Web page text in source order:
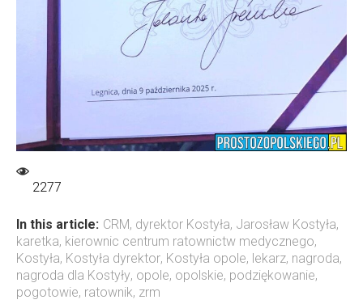
2277
In this article: CRM, dyrektor Kostyła, Jarosław Kostyła,
karetka, kierownic centrum ratownictw medycznego,
Kostyła, Kostyła dyrektor, Kostyła opole, lekarz, nagroda,
nagroda dla Kostyły, opole, opolskie, podziękowanie,
pogotowie, ratownik, zrm